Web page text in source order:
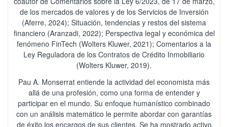
de los mercados de valores y de los Servicios de Inversión
(Aferre, 2024); Situación, tendencias y restos del sistema
financiero (Aranzadi, 2022); Perspectiva legal y económica del
fenómeno FinTech (Wolters Kluwer, 2021); Comentarios a la
Ley Reguladora de los Contratos de Crédito Inmobiliario
(Wolters Kluwer, 2019).
Pau A. Monserrat entiende la actividad del economista más
allá de una profesión, como una forma de entender y
participar en el mundo. Su enfoque humanístico combinado
con un análisis matemático le permite abordar con garantías
de éxito los encargos de sus clientes. Se ha mostrado activo